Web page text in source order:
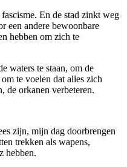
En de stad zinkt weg
een andere bewoonbare
hebben om zich te
waters te staan, om de
te voelen dat alles zich
de orkanen verbeteren.
zijn, mijn dag doorbrengen
trekken als wapens,
hebben.